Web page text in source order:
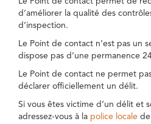
d’améliorer la qualité des
d’inspection.
Le Point de contact n’est pas un
dispose pas d’une permanence
Le Point de contact ne permet
déclarer officiellement un délit.
Si vous êtes victime d’un délit et
adressez-vous à la police locale